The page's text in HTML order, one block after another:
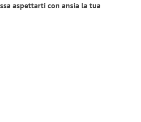
aspettarti con ansia la tua